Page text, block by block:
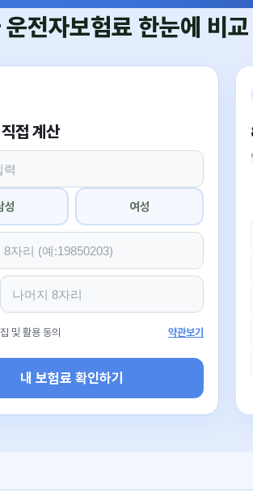
운전자보험료 한눈에 비교
접 계산
성 여성
및 활용 동의 약관보기
내 보험료 확인하기